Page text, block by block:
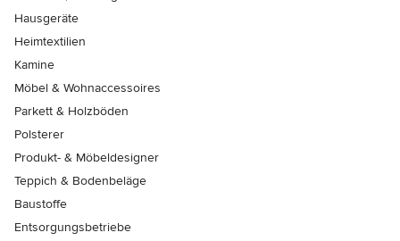
Hausgeräte
Heimtextilien
Kamine
Möbel & Wohnaccessoires
Parkett & Holzböden
Polsterer
Produkt- & Möbeldesigner
Teppich & Bodenbeläge
Baustoffe
Entsorgungsbetriebe